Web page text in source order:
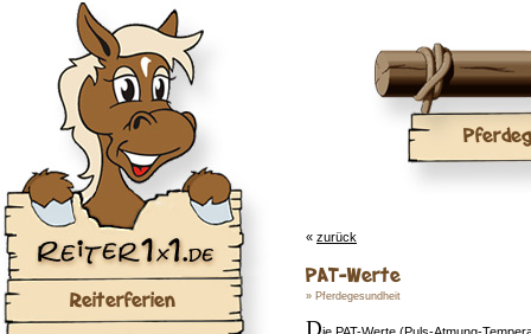
Reiterferien
« zurück
PAT-Werte
» Pferdegesundheit
D